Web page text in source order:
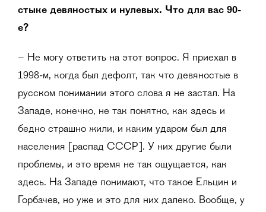
стыке девяностых и нулевых. Что для вас 90-
е?
– Не могу ответить на этот вопрос. Я приехал в
1998-м, когда был дефолт, так что девяностые в
русском понимании этого слова я не застал. На
Западе, конечно, не так понятно, как здесь и
бедно страшно жили, и каким ударом был для
населения [распад СССР]. У них другие были
проблемы, и это время не так ощущается, как
здесь. На Западе понимают, что такое Ельцин и
Горбачев, но уже и это для них далеко. Вообще, у